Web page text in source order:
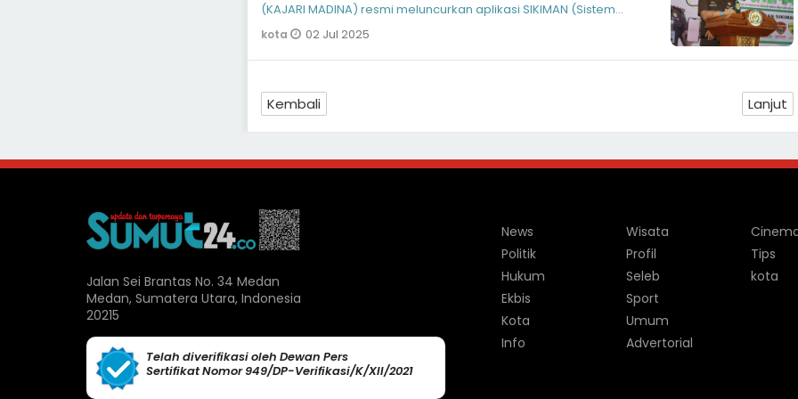
(KAJARI MADINA) resmi meluncurkan aplikasi SIKIMAN (Sistem
Informasi Kejaksaan
kota 02 Jul 2025
Kembali Lanjut
Jalan Sei Brantas No. 34 Medan
Medan, Sumatera Utara, Indonesia
20215
Telah diverifikasi oleh Dewan Pers
Sertifikat Nomor 949/DP-Verifikasi/K/XII/2021
News
Politik
Hukum
Ekbis
Kota
Info
Wisata
Profil
Seleb
Sport
Umum
Advertorial
Tips
kota